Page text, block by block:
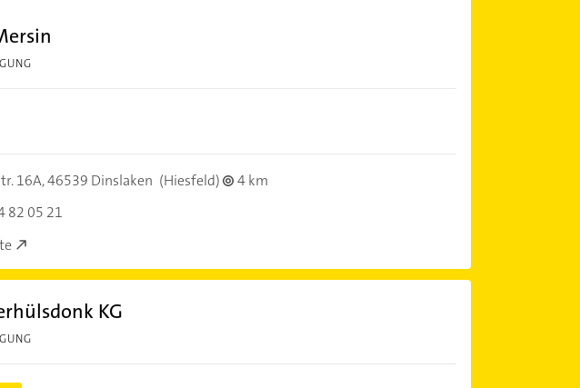
16A,46539 Dinslaken (Hiesfeld)
4 km
82 05 21
KG